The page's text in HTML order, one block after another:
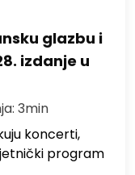
glazbu i
izdanje u
3min
koncerti,
program